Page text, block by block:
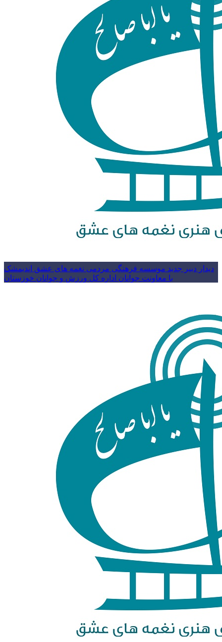
دیدار دبیر جدید موسسه فرهنگی مردمی نغمه های عشق اندیمشک
با معاونت جوانان اداره کل ورزش و جوانان خوزستان